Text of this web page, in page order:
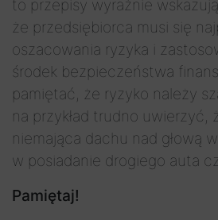
to przepisy wyraźnie
że przedsiębiorca musi się
oszacowania ryzyka i
środek bezpieczeństwa
pamiętać, że ryzyko należy
na przykład trudno uwierzyć,
niemająca dachu nad głową
w posiadanie drogiego auta
Pamiętaj!